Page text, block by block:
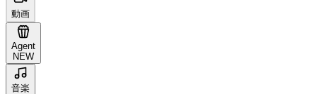
動画
Agent
NEW
音楽